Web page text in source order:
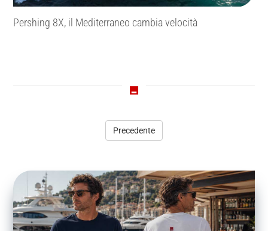
Pershing 8X, il Mediterraneo cambia velocità
Precedente